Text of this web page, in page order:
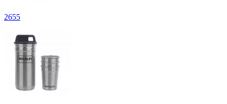
2655